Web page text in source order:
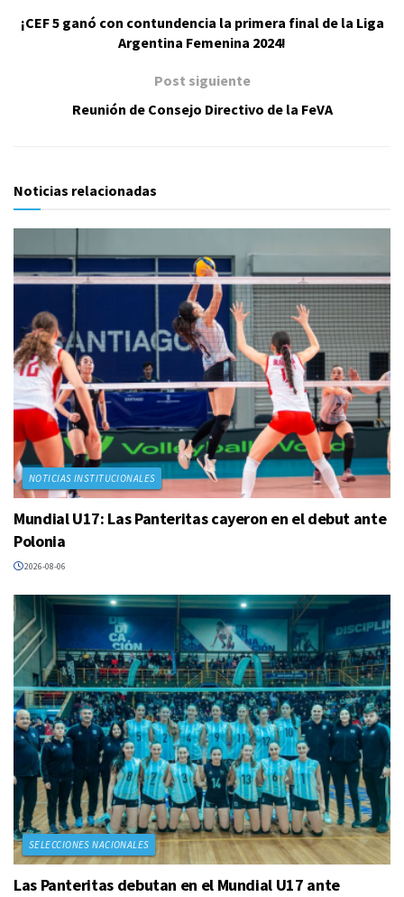
¡CEF 5 ganó con contundencia la primera final de la Liga
Argentina Femenina 2024!
Post siguiente
Reunión de Consejo Directivo de la FeVA
Noticias relacionadas
NOTICIAS INSTITUCIONALES
Mundial U17: Las Panteritas cayeron en el debut ante
Polonia
2026-08-06
SELECCIONES NACIONALES
Las Panteritas debutan en el Mundial U17 ante